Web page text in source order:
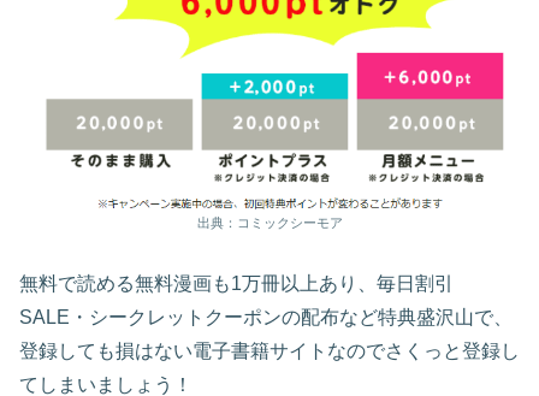
出典：コミックシーモア
無料で読める無料漫画も1万冊以上あり、毎日割引
SALE・シークレットクーポンの配布など特典盛沢山で、
登録しても損はない電子書籍サイトなのでさくっと登録し
てしまいましょう！